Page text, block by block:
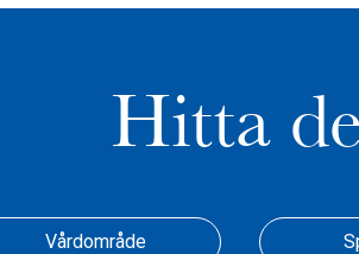
Hitta
Vårdområde